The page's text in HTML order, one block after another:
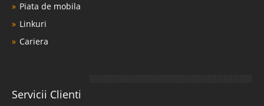
Piata de mobila
Linkuri
Cariera
Servicii Clienti